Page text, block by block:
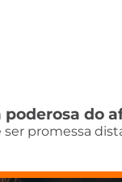
do
promessa